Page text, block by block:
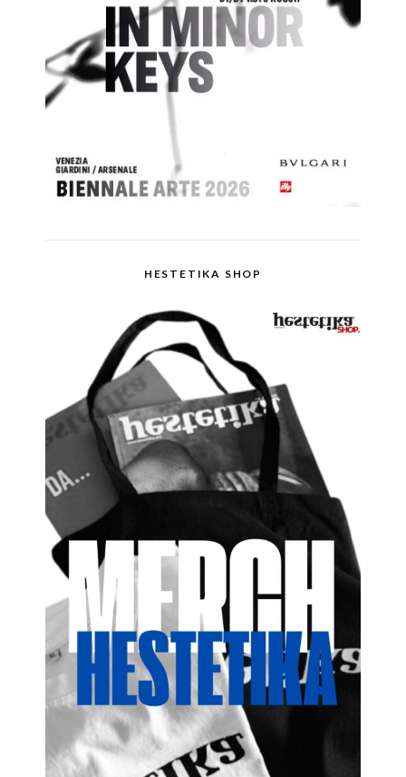
HESTETIKA SHOP